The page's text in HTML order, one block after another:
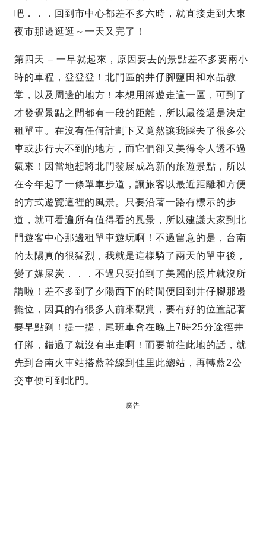
吧．．．回到市中心都差不多六時，就直接走到大東
夜市那邊逛逛～一天又完了！
第四天 – 一早就起來，原因要去的景點差不多要兩小
時的車程，登登登！北門區的井仔腳鹽田和水晶教
堂，以及周邊的地方！本想用腳遊走這一區，可到了
才發覺景點之間都有一段的距離，所以最後還是決定
租單車。在沒有任何計劃下又竟然讓我踩去了很多公
車或步行去不到的地方，而它們卻又美得令人透不過
氣來！因當地想將北門發展成為新的旅遊景點，所以
在今年起了一條單車步道，讓旅客以最近距離和方便
的方式遊覽這裡的風景。只要沿著一路有標示的步
道，就可看遍所有值得看的風景，所以建議大家到北
門遊客中心那邊租單車遊玩啊！不過留意的是，台南
的太陽真的很猛烈，我就是這樣騎了兩天的單車後，
變了媒屎炭．．．不過只要拍到了美麗的照片就沒所
謂啦！差不多到了夕陽西下的時間便回到井仔腳那邊
擺位，因真的有很多人前來觀賞，要有好的位置記著
要早點到！提一提，尾班車會在晚上7時25分途徑井
仔腳，錯過了就沒有車走啊！而要前往此地的話，就
先到台南火車站搭藍幹線到佳里此總站，再轉藍2公
交車便可到北門。
廣告